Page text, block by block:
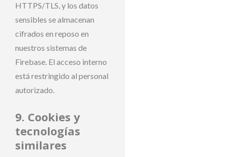
HTTPS/TLS, y los datos
sensibles se almacenan
cifrados en reposo en
nuestros sistemas de
Firebase. El acceso interno
está restringido al personal
autorizado.
9. Cookies y
tecnologías
similares